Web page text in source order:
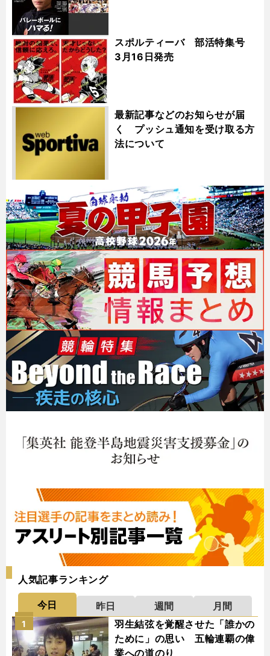
スポルティーバ 部活特集号
3月16日発売
最新記事などのお知らせが届
く プッシュ通知を受け取る方
法について
人気記事ランキング
今日 昨日 週間
月間
羽生結弦を覚醒させた「誰かの
ために」の思い 五輪連覇の偉
業への道のり
1